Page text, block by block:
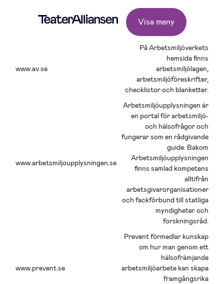
Visa meny
www.av.se
På Arbetsmiljöverkets
hemsida finns
arbetsmiljölagen,
arbetsmiljöföreskrifter,
checklistor och blanketter.
www.arbetsmiljoupplysningen.se
Arbetsmiljöupplysningen är
en portal för arbetsmiljö-
och hälsofrågor och
fungerar som en rådgivande
guide. Bakom
Arbetsmiljöupplysningen
finns samlad kompetens
alltifrån
arbetsgivarorganisationer
och fackförbund till statliga
myndigheter och
forskningsråd.
www.prevent.se
Prevent förmedlar kunskap
om hur man genom ett
hälsofrämjande
arbetsmiljöarbete kan skapa
framgångsrika